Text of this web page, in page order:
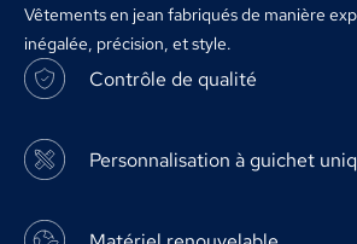
Vêtements en jean fabriqués de manière
inégalée, précision, et style.
Contrôle de qualité
Personnalisation à guichet